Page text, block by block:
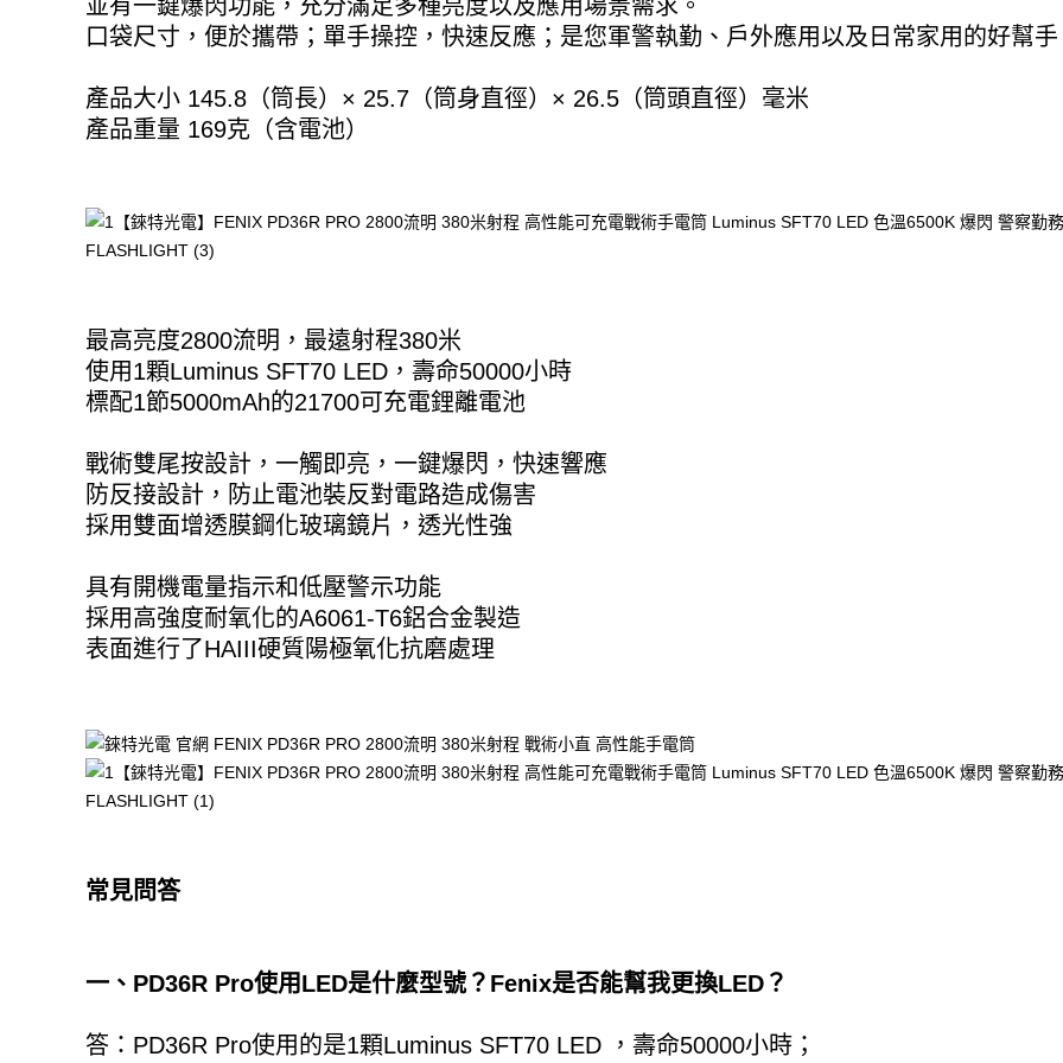
並有一鍵爆閃功能，充分滿足多種亮度以及應用場景需求。
口袋尺寸，便於攜帶；單手操控，快速反應；是您軍警執勤、戶外應用以及日常家用的好幫手
產品大小 145.8（筒長）× 25.7（筒身直徑）× 26.5（筒頭直徑）毫米
產品重量 169克（含電池）
最高亮度2800流明，最遠射程380米
使用1顆Luminus SFT70 LED，壽命50000小時
標配1節5000mAh的21700可充電鋰離電池
戰術雙尾按設計，一觸即亮，一鍵爆閃，快速響應
防反接設計，防止電池裝反對電路造成傷害
採用雙面增透膜鋼化玻璃鏡片，透光性強
具有開機電量指示和低壓警示功能
採用高強度耐氧化的A6061-T6鋁合金製造
表面進行了HAIII硬質陽極氧化抗磨處理
常見問答
一、PD36R Pro使用LED是什麼型號？Fenix是否能幫我更換LED？
答：PD36R Pro使用的是1顆Luminus SFT70 LED ，壽命50000小時；